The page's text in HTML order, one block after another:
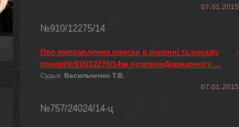
07.01.2015
№910/12275/14
Про виправлення описки в рішенні та наказіу
справі№910/12275/14за позовомДержавного ...
Судья: Васильченко Т.В.
07.01.2015
№757/24024/14-ц